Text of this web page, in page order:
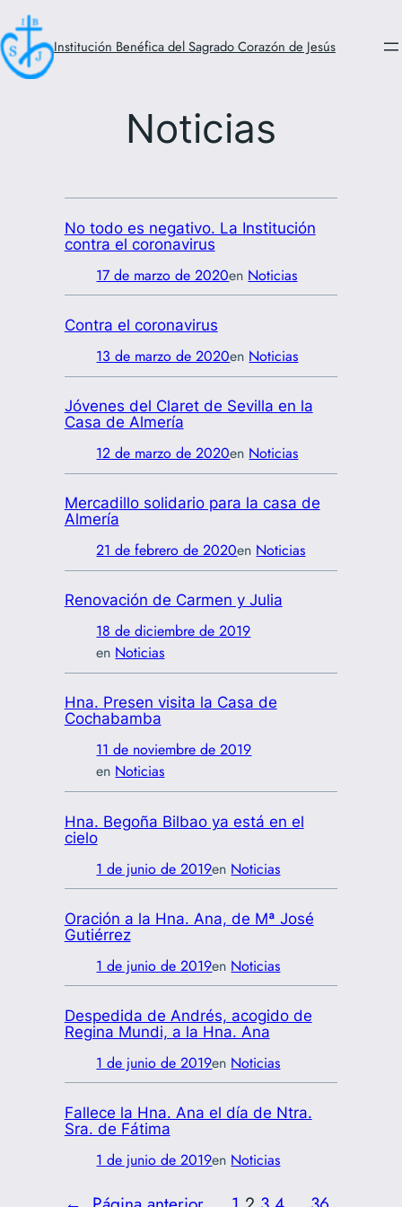
Saltar
al
contenido
Institución Benéfica del Sagrado Corazón de Jesús
Noticias
No todo es negativo. La Institución
contra el coronavirus
17 de marzo de 2020en Noticias
Contra el coronavirus
13 de marzo de 2020en Noticias
Jóvenes del Claret de Sevilla en la
Casa de Almería
12 de marzo de 2020en Noticias
Mercadillo solidario para la casa de
Almería
21 de febrero de 2020en Noticias
Renovación de Carmen y Julia
18 de diciembre de 2019
en Noticias
Hna. Presen visita la Casa de
Cochabamba
11 de noviembre de 2019
en Noticias
Hna. Begoña Bilbao ya está en el
cielo
1 de junio de 2019en Noticias
Oración a la Hna. Ana, de Mª José
Gutiérrez
1 de junio de 2019en Noticias
Despedida de Andrés, acogido de
Regina Mundi, a la Hna. Ana
1 de junio de 2019en Noticias
Fallece la Hna. Ana el día de Ntra.
Sra. de Fátima
1 de junio de 2019en Noticias